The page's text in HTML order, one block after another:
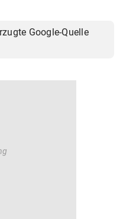
Google-Quelle